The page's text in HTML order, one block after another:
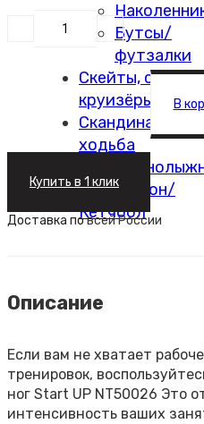
Бутсы/
футзалки
Скейты,
круизёры
Скандинавская
ходьба
Очки
Бадминтон/
Кетчбол
В
Купить в 1 клик
Доставка повсей России
Описание
Если вам не хватает
тренировок,
ног Start UP NT50026 Это
интенсивность ваших